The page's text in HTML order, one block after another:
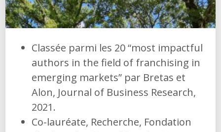
Classée parmi les 20 “most impactful
authors in the field of franchising in
emerging markets” par Bretas et
Alon, Journal of Business Research,
2021.
Co-lauréate, Recherche, Fondation